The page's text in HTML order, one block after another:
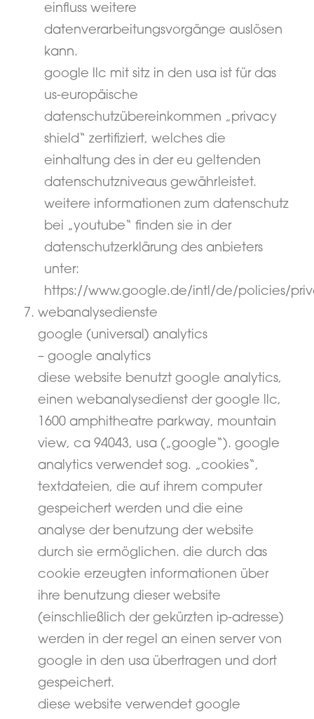
einfluss weitere
datenverarbeitungsvorgänge auslösen
kann.
google llc mit sitz in den usa ist für das
us-europäische
datenschutzübereinkommen „privacy
shield“ zertifiziert, welches die
einhaltung des in der eu geltenden
datenschutzniveaus gewährleistet.
weitere informationen zum datenschutz
bei „youtube“ finden sie in der
datenschutzerklärung des anbieters
unter:
https://www.google.de/intl/de/policies/
webanalysedienste
google (universal) analytics
– google analytics
diese website benutzt google analytics,
einen webanalysedienst der google llc,
1600 amphitheatre parkway, mountain
view, ca 94043, usa („google“). google
analytics verwendet sog. „cookies“,
textdateien, die auf ihrem computer
gespeichert werden und die eine
analyse der benutzung der website
durch sie ermöglichen. die durch das
cookie erzeugten informationen über
ihre benutzung dieser website
(einschließlich der gekürzten ip-adresse)
werden in der regel an einen server von
google in den usa übertragen und dort
gespeichert.
diese website verwendet google